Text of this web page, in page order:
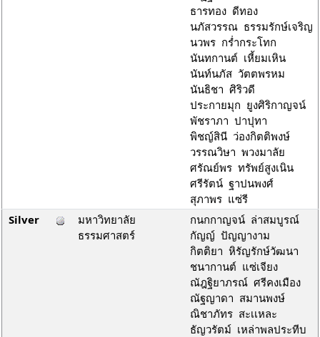
ธารทอง ดีทอง
นภัสวรรณ ธรรมรักษ์เจริญ
นวพร กร่ำกระโทก
นันทกานต์ เหี้ยมเหิน
นันท์นภัส วัตตพรหม
นันธิชา ศิริวดี
ประกายมุก ยูงศิริกาญจน์
พัชราภา ปาปุทา
พิชญ์สินี ว่องกิตติพงษ์
วรรณวิษา พวงมาลัย
ศรัณย์พร ทรัพย์สูงเนิน
ศรีรัตน์ ฐาปนพงศ์
สุภาพร แซ่รี
Silver
มหาวิทยาลัย
ธรรมศาสตร์
กนกกาญจน์ ล่าสมบูรณ์
กัญญ์ ปัญญางาม
กิตติยา หิรัญรักษ์วัฒนา
ชนากานต์ แซ่เจียง
ณัฎฐิยาภรณ์ ศรีคงเมือง
ณัฐญาดา สมานพงษ์
ณิชาภัทร สะเเหละ
ธัญวรัตม์ เหล่าพลประทีบ